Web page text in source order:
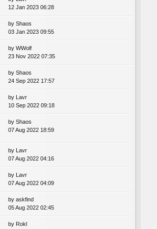
12 Jan 2023 06:28
by Shaos
03 Jan 2023 09:55
by WWolf
23 Nov 2022 07:35
by Shaos
24 Sep 2022 17:57
by
Lavr
10 Sep 2022 09:18
by Shaos
07 Aug 2022 18:59
by
Lavr
07 Aug 2022 04:16
by
Lavr
07 Aug 2022 04:09
by askfind
05 Aug 2022 02:45
by Rokl